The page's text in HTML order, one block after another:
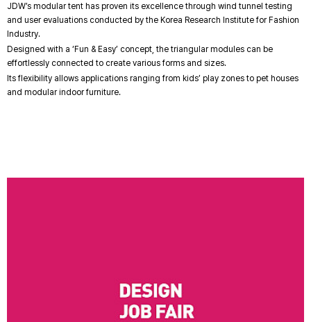
JDW’s modular tent has proven its excellence through wind tunnel testing
and user evaluations conducted by the Korea Research Institute for Fashion
Industry.
Designed with a ‘Fun & Easy’ concept, the triangular modules can be
effortlessly connected to create various forms and sizes.
Its flexibility allows applications ranging from kids’ play zones to pet houses
and modular indoor furniture.